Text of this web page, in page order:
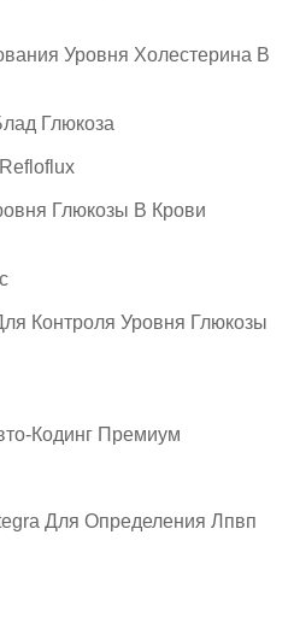
Уровня Холестерина В
Глюкоза
Глюкозы В Крови
Контроля Уровня Глюкозы
Кодинг Премиум
Для Определения Лпвп